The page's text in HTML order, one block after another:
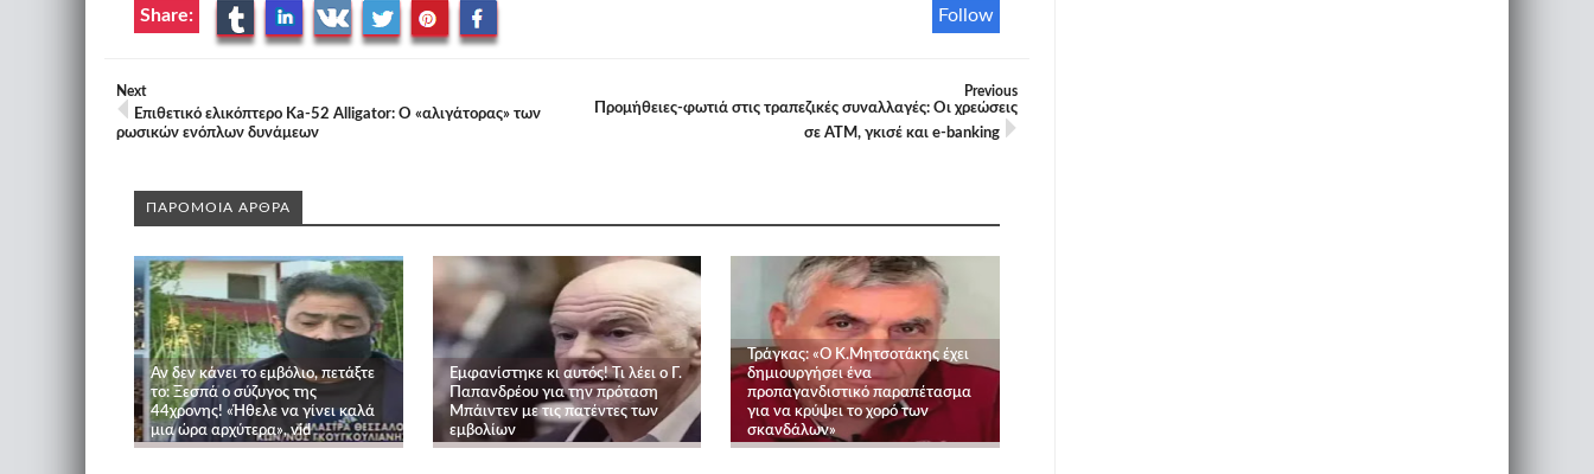
Follow
Share:
Next
Επιθετικό ελικόπτερο Ka-52 Alligator: Ο «αλιγάτορας» των
ρωσικών ενόπλων δυνάμεων
Previous
Προμήθειες-φωτιά στις τραπεζικές συναλλαγές: Οι χρεώσεις
σε ΑΤΜ, γκισέ και e-banking
ΠΑΡΟΜΟΙΑ ΑΡΘΡΑ
Αν δεν κάνει το εμβόλιο, πετάξτε
το: Ξεσπά ο σύζυγος της
44χρονης! «Ήθελε να γίνει καλά
μια ώρα αρχύτερα», vid
Εμφανίστηκε κι αυτός! Τι λέει ο Γ.
Παπανδρέου για την πρόταση
Μπάιντεν με τις πατέντες των
εμβολίων
Τράγκας: «Ο Κ.Μητσοτάκης έχει
δημιουργήσει ένα
προπαγανδιστικό παραπέτασμα
για να κρύψει το χορό των
σκανδάλων»